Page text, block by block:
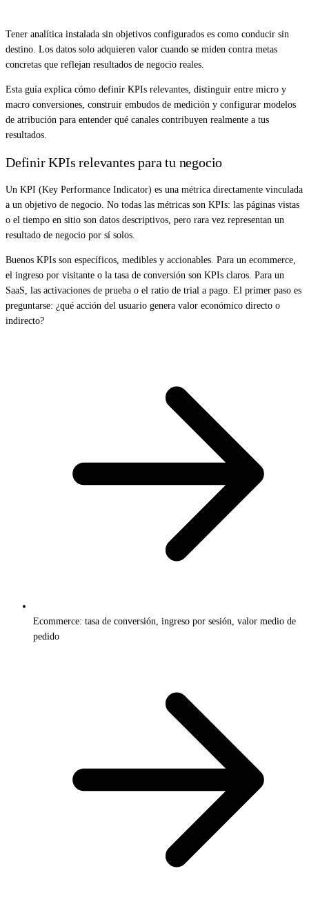
Tener analítica instalada sin objetivos configurados es como conducir sin
destino. Los datos solo adquieren valor cuando se miden contra metas
concretas que reflejan resultados de negocio reales.
Esta guía explica cómo definir KPIs relevantes, distinguir entre micro y
macro conversiones, construir embudos de medición y configurar modelos
de atribución para entender qué canales contribuyen realmente a tus
resultados.
Definir KPIs relevantes para tu negocio
Un KPI (Key Performance Indicator) es una métrica directamente vinculada
a un objetivo de negocio. No todas las métricas son KPIs: las páginas vistas
o el tiempo en sitio son datos descriptivos, pero rara vez representan un
resultado de negocio por sí solos.
Buenos KPIs son específicos, medibles y accionables. Para un ecommerce,
el ingreso por visitante o la tasa de conversión son KPIs claros. Para un
SaaS, las activaciones de prueba o el ratio de trial a pago. El primer paso es
preguntarse: ¿qué acción del usuario genera valor económico directo o
indirecto?
Ecommerce: tasa de conversión, ingreso por sesión, valor medio de
pedido